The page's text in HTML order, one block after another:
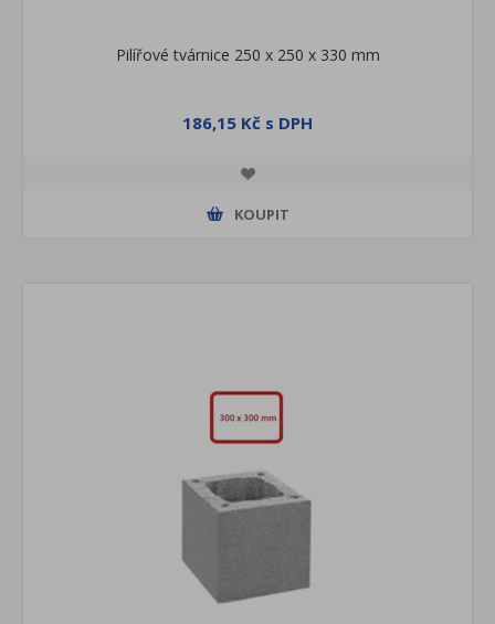
Pilířové tvárnice 250 x 250 x 330 mm
186,15 Kč s DPH
KOUPIT